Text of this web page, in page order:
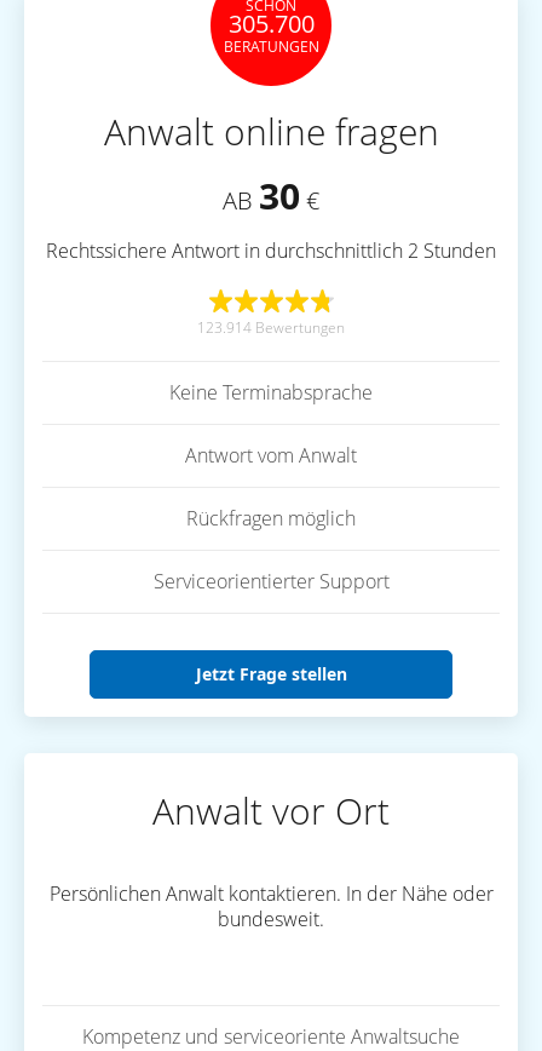
SCHON
305.700
BERATUNGEN
Anwalt online fragen
AB 30 €
Rechtssichere Antwort in durchschnittlich 2 Stunden
123.914 Bewertungen
Keine Terminabsprache
Antwort vom Anwalt
Rückfragen möglich
Serviceorientierter Support
Jetzt Frage stellen
Anwalt vor Ort
Persönlichen Anwalt kontaktieren. In der Nähe oder
bundesweit.
Kompetenz und serviceoriente Anwaltsuche